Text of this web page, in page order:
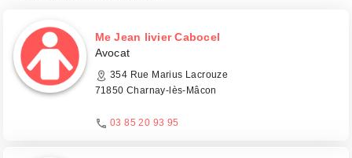
Me Jean livier Cabocel
Avocat
354 Rue Marius Lacrouze
71850 Charnay-lès-Mâcon
03 85 20 93 95